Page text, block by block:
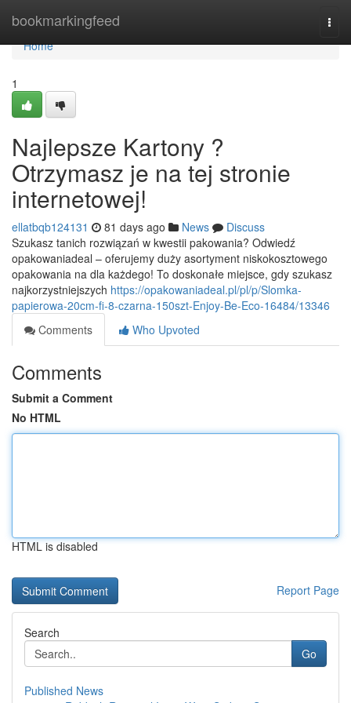
bookmarkingfeed
Home
Home
1
Najlepsze Kartony ?
Otrzymasz je na tej stronie
internetowej!
ellatbqb124131 81 days ago News
Discuss
Szukasz tanich rozwiązań w kwestii pakowania? Odwiedź
opakowaniadeal – oferujemy duży asortyment niskokosztowego
opakowania na dla każdego! To doskonałe miejsce, gdy szukasz
najkorzystniejszych https://opakowaniadeal.pl/pl/p/Slomka-
papierowa-20cm-fi-8-czarna-150szt-Enjoy-Be-Eco-16484/13346
Comments
Who Upvoted
Comments
Submit a Comment
No HTML
HTML is disabled
Report Page
Search
Go
Published News